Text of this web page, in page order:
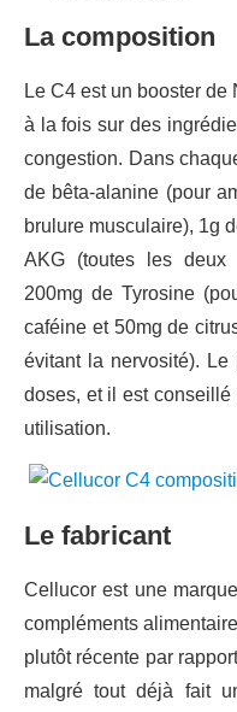
La composition
Le C4 est un booster de
à la fois sur des
congestion. Dans
de bêta-alanine (pour
brulure musculaire), 1g
AKG (toutes les deux
200mg de Tyrosine
caféine et 50mg de
évitant la nervosité).
doses, et il est
utilisation.
Le fabricant
Cellucor est une
compléments
plutôt récente par
malgré tout déjà fait